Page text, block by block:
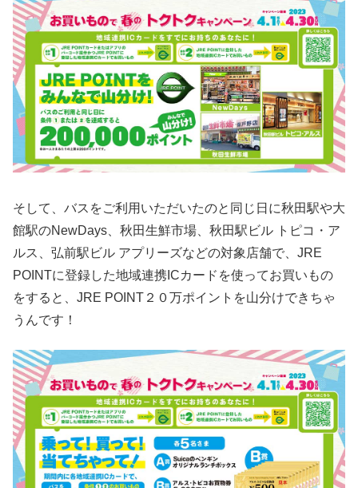
そして、バスをご利用いただいたのと同じ日に秋田駅や大
館駅のNewDays、秋田生鮮市場、秋田駅ビル トピコ・ア
ルス、弘前駅ビル アプリーズなどの対象店舗で、JRE
POINTに登録した地域連携ICカードを使ってお買いもの
をすると、JRE POINT２０万ポイントを山分けできちゃ
うんです！